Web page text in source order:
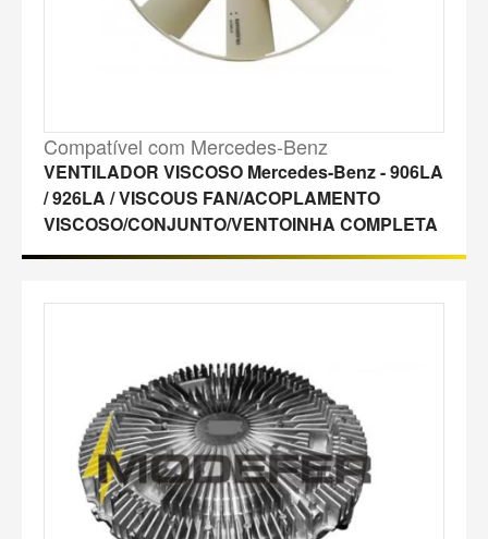
Compatível com Mercedes-Benz
VENTILADOR VISCOSO Mercedes-Benz - 906LA
/ 926LA / VISCOUS FAN/ACOPLAMENTO
VISCOSO/CONJUNTO/VENTOINHA COMPLETA